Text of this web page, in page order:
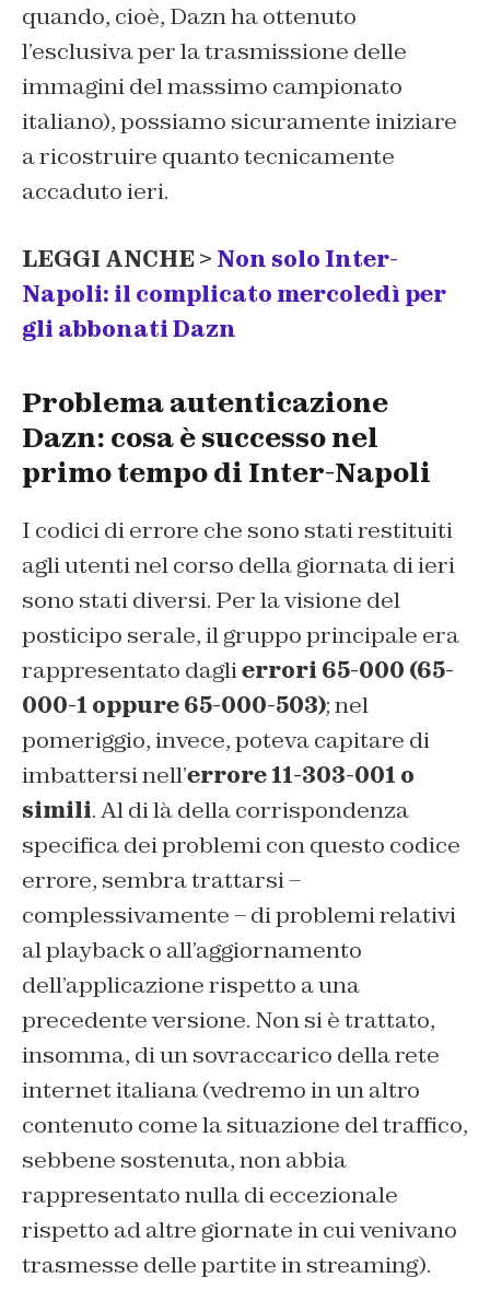
quando, cioè, Dazn ha ottenuto
l’esclusiva per la trasmissione delle
immagini del massimo campionato
italiano), possiamo sicuramente iniziare
a ricostruire quanto tecnicamente
accaduto ieri.
LEGGI ANCHE > Non solo Inter-
Napoli: il complicato mercoledì per
gli abbonati Dazn
Problema autenticazione
Dazn: cosa è successo nel
primo tempo di Inter-Napoli
I codici di errore che sono stati restituiti
agli utenti nel corso della giornata di ieri
sono stati diversi. Per la visione del
posticipo serale, il gruppo principale era
rappresentato daglierrori 65-000 (65-
000-1 oppure 65-000-503); nel
pomeriggio, invece, poteva capitare di
imbattersi nell’errore 11-303-001 o
simili. Al di là della corrispondenza
specifica dei problemi con questo codice
errore, sembra trattarsi –
complessivamente – di problemi relativi
al playback o all’aggiornamento
dell’applicazione rispetto a una
precedente versione. Non si è trattato,
insomma, di un sovraccarico della rete
internet italiana (vedremo in un altro
contenuto come la situazione del traffico,
sebbene sostenuta, non abbia
rappresentato nulla di eccezionale
rispetto ad altre giornate in cui venivano
trasmesse delle partite in streaming).